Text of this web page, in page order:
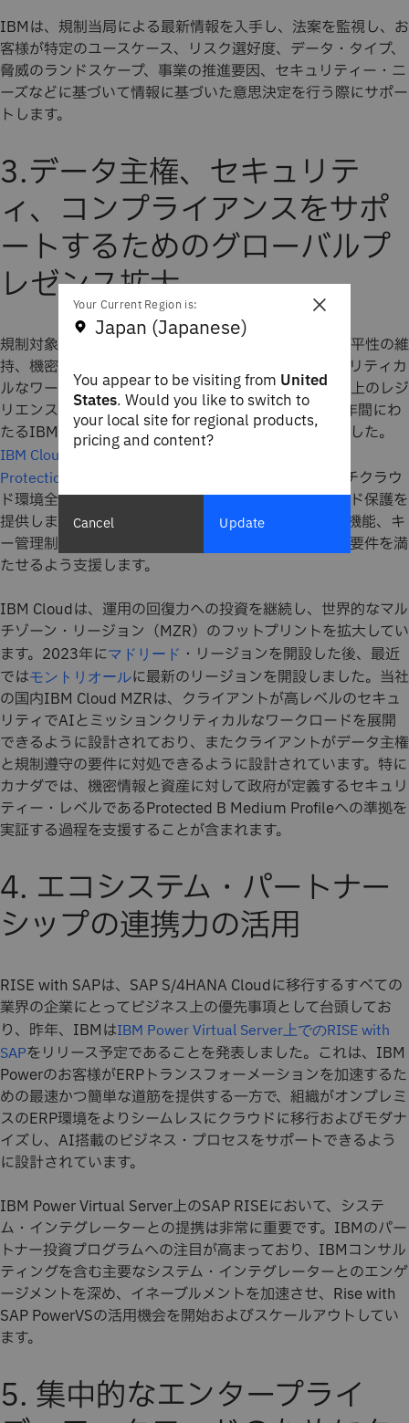
IBMは、規制当局による最新情報を入手し、法案を監視し、お
客様が特定のユースケース、リスク選好度、データ・タイプ、
脅威のランドスケープ、事業の推進要因、セキュリティー・ニ
ーズなどに基づいて情報に基づいた意思決定を行う際にサポー
トします。
3.データ主権、セキュリテ
ィ、コンプライアンスをサポ
ートするためのグローバルプ
レゼンス拡大
規制対象セクターの企業は、安定性の維持や市場の公平性の維
持、機密データの保護を目指す中で、ミッション・クリティカ
ルなワークロードの稼働維持を支援するために、運用上のレジ
リエンスを重視する必要があります。これは、過去2年間にわ
たるIBM Cloudのサービス拡大にとって重要な焦点でした。
IBM Cloud Security and Compliance Center Workload
Protection
プラットフォームは、ハイブリッド・マルチクラウ
ド環境全体にわたって可視性、体制管理、ワークロード保護を
提供します。また、機密コンピューティング、暗号化機能、キ
ー管理制御を通じて、お客様がデータ・プライバシー要件を満
たせるよう支援します。
IBM Cloudは、運用の回復力への投資を継続し、世界的なマル
チゾーン・リージョン（MZR）のフットプリントを拡大してい
ます。2023年にマドリード ・リージョンを開設した後、最近
ではモントリオールに最新のリージョンを開設しました。当社
の国内IBM Cloud MZRは、クライアントが高レベルのセキュ
リティでAIとミッションクリティカルなワークロードを展開
できるように設計されており、またクライアントがデータ主権
と規制遵守の要件に対処できるように設計されています。特に
カナダでは、機密情報と資産に対して政府が定義するセキュリ
ティー・レベルであるProtected B Medium Profileへの準拠を
実証する過程を支援することが含まれます。
4. エコシステム・パートナー
シップの連携力の活用
RISE with SAPは、SAP S/4HANA Cloudに移行するすべての
業界の企業にとってビジネス上の優先事項として台頭してお
り、昨年、IBMはIBM Power Virtual Server上でのRISE with
SAPをリリース予定であることを発表しました。これは、IBM
Powerのお客様がERPトランスフォーメーションを加速するた
めの最速かつ簡単な道筋を提供する一方で、組織がオンプレミ
スのERP環境をよりシームレスにクラウドに移行およびモダナ
イズし、AI搭載のビジネス・プロセスをサポートできるよう
に設計されています。
IBM Power Virtual Server上のSAP RISEにおいて、システ
ム・インテグレーターとの提携は非常に重要です。IBMのパー
トナー投資プログラムへの注目が高まっており、IBMコンサル
ティングを含む主要なシステム・インテグレーターとのエンゲ
ージメントを深め、イネーブルメントを加速させ、Rise with
SAP PowerVSの活用機会を開始およびスケールアウトしてい
ます。
5. 集中的なエンタープライ
×
Your Current Region is:
Japan (Japanese)
You appear to be visiting from United
States. Would you like to switch to
your local site for regional products,
pricing and content?
Cancel Update